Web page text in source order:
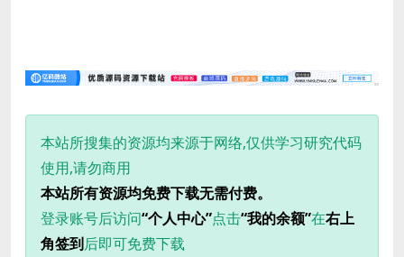
本站所搜集的资源均来源于网络,仅供学习研究代码
使用,请勿商用
本站所有资源均免费下载无需付费。
登录账号后访问“个人中心”点击“我的余额”在右上
角签到后即可免费下载